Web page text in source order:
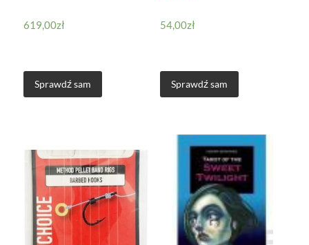
619,00zł
Sprawdź sam
54,00zł
Sprawdź sam